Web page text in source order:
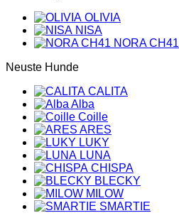
OLIVIA
NISA
NORA CH41
Neuste Hunde
CALITA
Alba
Coille
ARES
LUKY
LUNA
CHISPA
BLECKY
MILOW
SMARTIE